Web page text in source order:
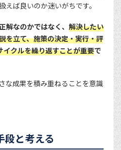
えば良いのか迷いがちです。
解なのかではなく、 解決したい
を立て、施策の決定・実行・評
イクルを繰り返すことが重要で
な成果を積み重ねることを意識
段と考える